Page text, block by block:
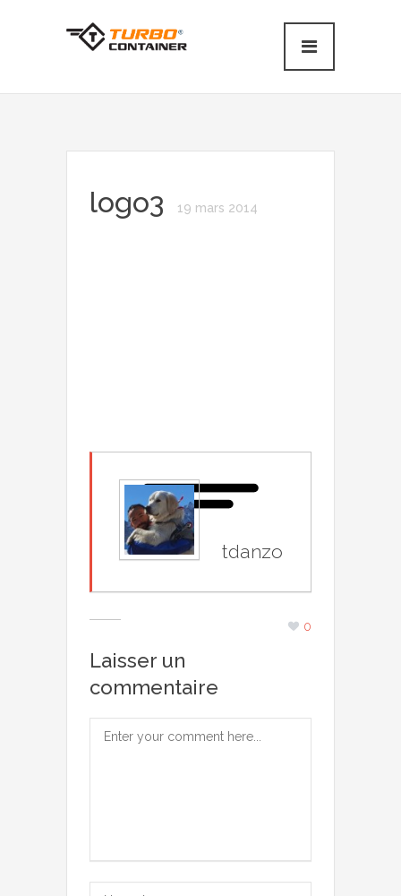
logo3 19 mars 2014
tdanzo
0
Laisser un
commentaire